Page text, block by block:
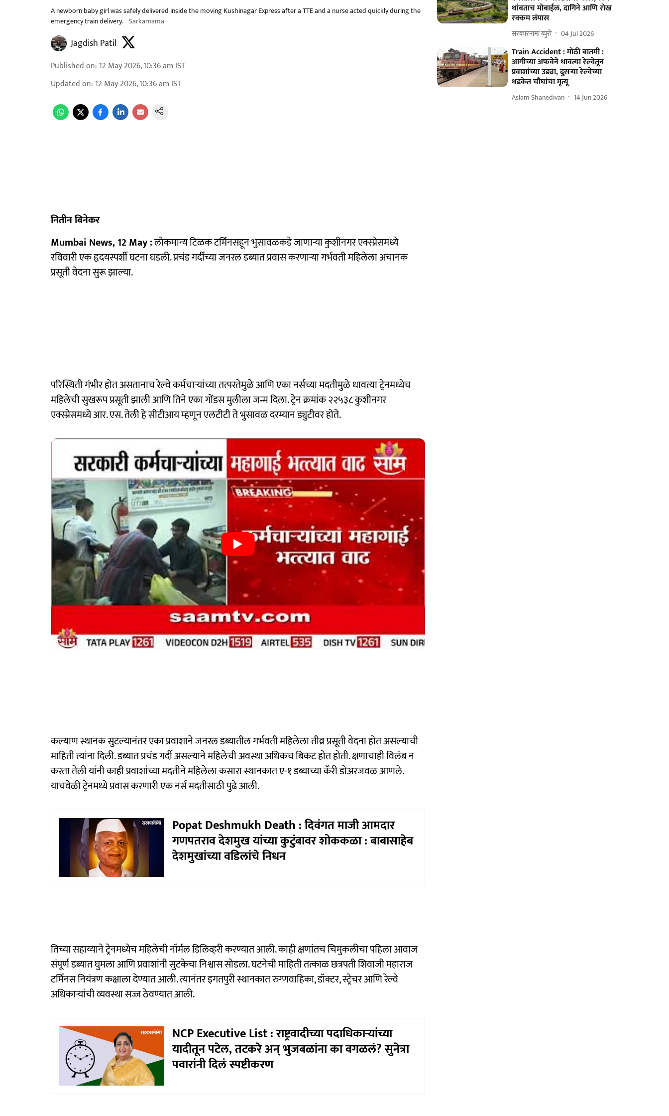
A newborn baby girl was safely delivered inside the moving Kushinagar Express after a TTE and a nurse acted quickly during the
emergency train delivery. Sarkarnama
Jagdish Patil
Published on: 12 May 2026, 10:36 am IST
Updated on: 12 May 2026, 10:36 am IST
नितीन बिनेकर
Mumbai News, 12 May :लोकमान्य टिळक टर्मिनसहून भुसावळकडे जाणाऱ्या कुशीनगर एक्स्प्रेसमध्ये
रविवारी एक हृदयस्पर्शी घटना घडली. प्रचंड गर्दीच्या जनरल डब्यात प्रवास करणाऱ्या गर्भवती महिलेला अचानक
प्रसूती वेदना सुरू झाल्या.
परिस्थिती गंभीर होत असतानाच रेल्वे कर्मचाऱ्यांच्या तत्परतेमुळे आणि एका नर्सच्या मदतीमुळे धावत्या ट्रेनमध्येच
महिलेची सुखरूप प्रसूती झाली आणि तिने एका गोंडस मुलीला जन्म दिला. ट्रेन क्रमांक २२५३८ कुशीनगर
एक्स्प्रेसमध्ये आर. एस. तेली हे सीटीआय म्हणून एलटीटी ते भुसावळ दरम्यान ड्युटीवर होते.
कल्याण स्थानक सुटल्यानंतर एका प्रवाशाने जनरल डब्यातील गर्भवती महिलेला तीव्र प्रसूती वेदना होत असल्याची
माहिती त्यांना दिली. डब्यात प्रचंड गर्दी असल्याने महिलेची अवस्था अधिकच बिकट होत होती. क्षणाचाही विलंब न
करता तेली यांनी काही प्रवाशांच्या मदतीने महिलेला कसारा स्थानकात ए-१ डब्याच्या कॅरी डोअरजवळ आणले.
याचवेळी ट्रेनमध्ये प्रवास करणारी एक नर्स मदतीसाठी पुढे आली.
Popat Deshmukh Death : दिवंगत माजी आमदार
गणपतराव देशमुख यांच्या कुटुंबावर शोककळा : बाबासाहेब
देशमुखांच्या वडिलांचे निधन
तिच्या सहाय्याने ट्रेनमध्येच महिलेची नॉर्मल डिलिव्हरी करण्यात आली. काही क्षणांतच चिमुकलीचा पहिला आवाज
संपूर्ण डब्यात घुमला आणि प्रवाशांनी सुटकेचा निश्वास सोडला. घटनेची माहिती तत्काळ छत्रपती शिवाजी महाराज
टर्मिनस नियंत्रण कक्षाला देण्यात आली. त्यानंतर इगतपुरी स्थानकात रुग्णवाहिका, डॉक्टर, स्ट्रेचर आणि रेल्वे
अधिकाऱ्यांची व्यवस्था सज्ज ठेवण्यात आली.
NCP Executive List : राष्ट्रवादीच्या पदाधिकाऱ्यांच्या
यादीतून पटेल, तटकरे अन् भुजबळांना का वगळलं? सुनेत्रा
पवारांनी दिलं स्पष्टीकरण
थांबताच मोबाईल, दागिने आणि रोख
रक्कम लंपास
सरकारनामा ब्युरो 04 Jul 2026
Train Accident : मोठी बातमी :
आगीच्या अफवेने धावत्या रेल्वेतून
प्रवाशांच्या उड्या, दुसऱ्या रेल्वेच्या
धडकेत चौघांचा मृत्यू
Aslam Shanedivan 14 Jun 2026